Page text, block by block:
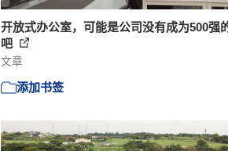
开放式办公室，可能是公司没有成为500强
吧
文章
添加书签